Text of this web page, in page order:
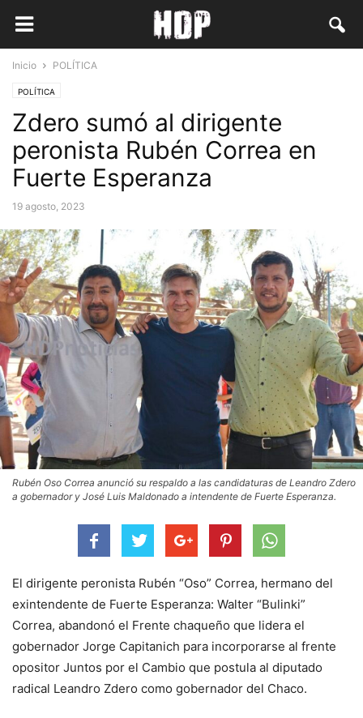
Inicio POLÍTICA
POLÍTICA
Zdero sumó al dirigente
peronista Rubén Correa en
Fuerte Esperanza
19 agosto, 2023
Rubén Oso Correa anunció su respaldo a las candidaturas de Leandro Zdero
a gobernador y José Luis Maldonado a intendente de Fuerte Esperanza.
El dirigente peronista Rubén “Oso” Correa, hermano del
exintendente de Fuerte Esperanza: Walter “Bulinki”
Correa, abandonó el Frente chaqueño que lidera el
gobernador Jorge Capitanich para incorporarse al frente
opositor Juntos por el Cambio que postula al diputado
radical Leandro Zdero como gobernador del Chaco.